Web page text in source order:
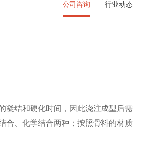
公司咨询 行业动态
凝结和硬化时间，因此浇注成型后需
合、化学结合两种；按照骨料的材质